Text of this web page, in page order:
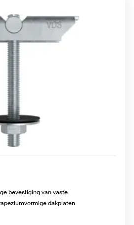
bevestiging van vaste
dakplaten